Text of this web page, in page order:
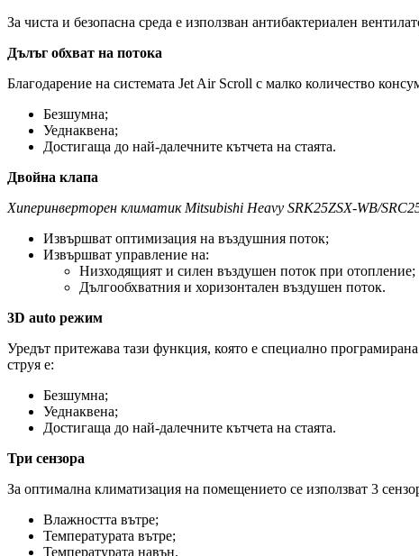
За чиста и безопасна среда е използван антибактериален
Дълъг обхват на потока
Благодарение на системата Jet Air Scroll с малко количество
Безшумна;
Уеднаквена;
Достигаща до най-далечните кътчета на стаята.
Двойна клапа
Хиперинверторен климатик Mitsubishi Heavy SRK25ZSX-WB/
Извършват оптимизация на въздушния поток;
Извършват управление на:
Низходящият и силен въздушен поток при отопление;
Дългообхватния и хоризонтален въздушен поток.
3D auto режим
Уредът притежава тази функция, която е специално
струя е:
Безшумна;
Уеднаквена;
Достигаща до най-далечните кътчета на стаята.
Три сензора
За оптимална климатизация на помещението се използват 3
Влажността вътре;
Температурата вътре;
Температурата навън.